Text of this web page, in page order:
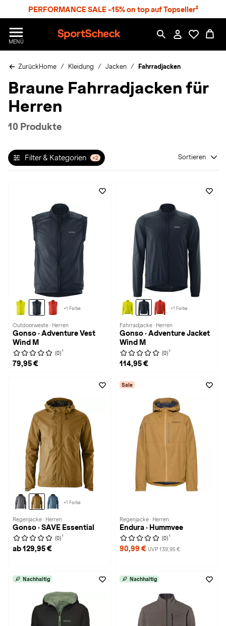
PERFORMANCE SALE -15% on top auf Topseller²
MENÜ
p
r
S
h
c
ZurückHome Kleidung Jacken Fahrradjacken
Braune Fahrradjacken für
Herren
10 Produkte
Filter & Kategorien +2 Sortieren
+1 Farbe
Outdoorweste · Herren
Gonso · Adventure Vest
Wind M
(0) 1
79,95 €
+1 Farbe
Fahrradjacke · Herren
Gonso · Adventure Jacket
Wind M
(0) 1
114,95 €
+1 Farbe
Regenjacke · Herren
Gonso · SAVE Essential
(0) 1
ab 129,95 €
Sale
Regenjacke · Herren
Endura · Hummvee
(0) 1
90,99 € UVP 139,95 €
Nachhaltig Nachhaltig